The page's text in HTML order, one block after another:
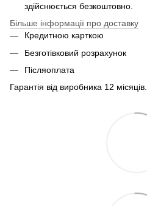
здійснюється безкоштовно.
Більше інформації про доставку
Кредитною карткою
Безготівковий розрахунок
Післяоплата
Гарантія від виробника 12 місяців.